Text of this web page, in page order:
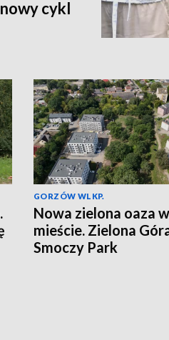
cykl
GORZÓW WLKP.
Nowa zielona oaza w
mieście. Zielona
Smoczy Park